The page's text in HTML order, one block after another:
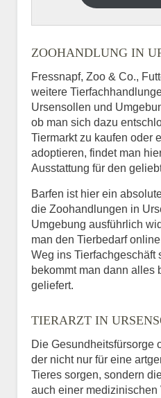
ZOOHANDLUNG IN
Fressnapf, Zoo & Co.,
weitere
Ursensollen und
ob man sich dazu
Tiermarkt zu kaufen oder
adoptieren, findet man
Ausstattung für den
Barfen ist hier ein
die Zoohandlungen in
Umgebung ausführlich
man den Tierbedarf
Weg ins Tierfachgeschäft
bekommt man dann alles
geliefert.
TIERARZT IN
Die Gesundheitsfürsorge
der nicht nur für eine
Tieres sorgen, sondern
auch einer medizinischen